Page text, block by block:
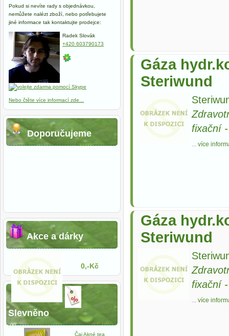
Gáza
Steriwund
fixační
... více
Gáza
Steriwund
fixační
... více
Pokud si nevíte rady s objednávkou,
nemůžete nalézt zboží, nebo potřebujete
jiné informace tak kontaktujte prodejce:
Radek Slovák
+420 603790173
Nebo čtěte více informací zde...
Doporučujeme
Akce a dárky
0,-Kč
Slevněno
Čaj Akné tea